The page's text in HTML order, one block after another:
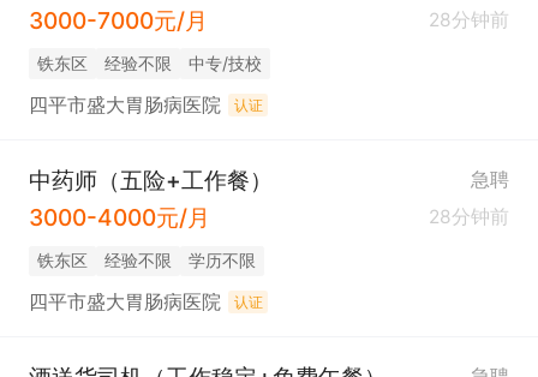
3000-7000元/月 28分钟前
铁东区 经验不限 中专/技校
四平市盛大胃肠病医院 认证
中药师（五险+工作餐） 急聘
3000-4000元/月 28分钟前
铁东区 经验不限 学历不限
四平市盛大胃肠病医院 认证